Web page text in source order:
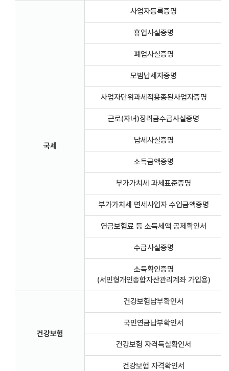
국세
사업자등록증명
휴업사실증명
폐업사실증명
모범납세자증명
사업자단위과세적용종된사업자증명
근로(자녀)장려금수급사실증명
납세사실증명
소득금액증명
부가가치세 과세표준증명
부가가치세 면세사업자 수입금액증명
연금보험료 등 소득세액 공제확인서
수급사실증명
소득확인증명
(서민형개인종합자산관리계좌 가입용)
건강보험
건강보험납부확인서
국민연금납부확인서
건강보험 자격득실확인서
건강보험 자격확인서